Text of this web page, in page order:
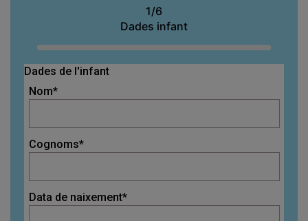
1/6
Dades infant
Dades de l'infant
Nom*
Cognoms*
Data de naixement*